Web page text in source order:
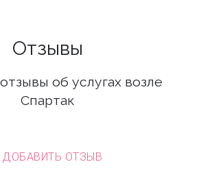
Отзывы
об услугах возле
Спартак
ДОБАВИТЬ ОТЗЫВ